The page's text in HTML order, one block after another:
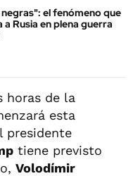
el fenómeno que
a Rusia en plena guerra
horas de la
esta
presidente
tiene previsto
Volodímir